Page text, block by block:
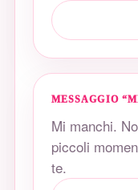
MESSAGGIO
Mi manchi.
piccoli
te.